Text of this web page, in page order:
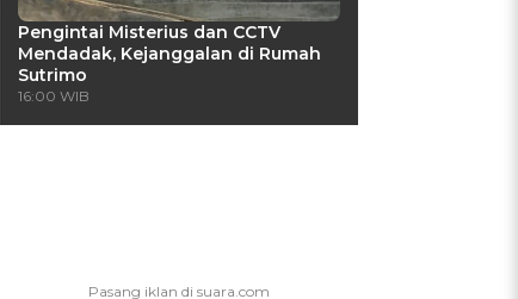
Pengintai Misterius dan CCTV
Mendadak, Kejanggalan di Rumah
Sutrimo
16:00 WIB